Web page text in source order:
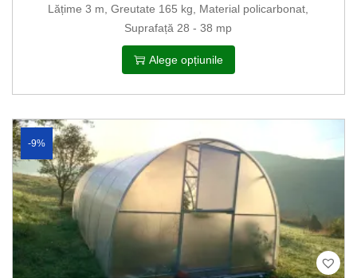
Lățime 3 m, Greutate 165 kg, Material policarbonat,
Suprafață 28 - 38 mp
Alege opțiunile
-9%